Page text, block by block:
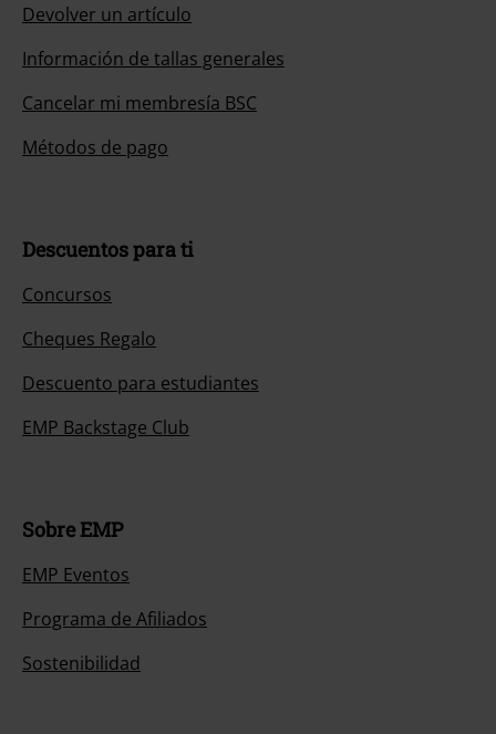
Devolver un artículo
Información de tallas generales
Cancelar mi membresía BSC
Métodos de pago
Descuentos para ti
Concursos
Cheques Regalo
Descuento para estudiantes
EMP Backstage Club
Sobre EMP
EMP Eventos
Programa de Afiliados
Sostenibilidad